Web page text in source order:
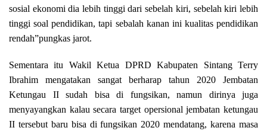
sosial ekonomi dia lebih tinggi dari sebelah kiri, sebelah kiri lebih
tinggi soal pendidikan, tapi sebalah kanan ini kualitas pendidikan
rendah”pungkas jarot.
Sementara itu Wakil Ketua DPRD Kabupaten Sintang Terry
Ibrahim mengatakan sangat berharap tahun 2020 Jembatan
Ketungau II sudah bisa di fungsikan, namun dirinya juga
menyayangkan kalau secara target opersional jembatan ketungau
II tersebut baru bisa di fungsikan 2020 mendatang, karena masa